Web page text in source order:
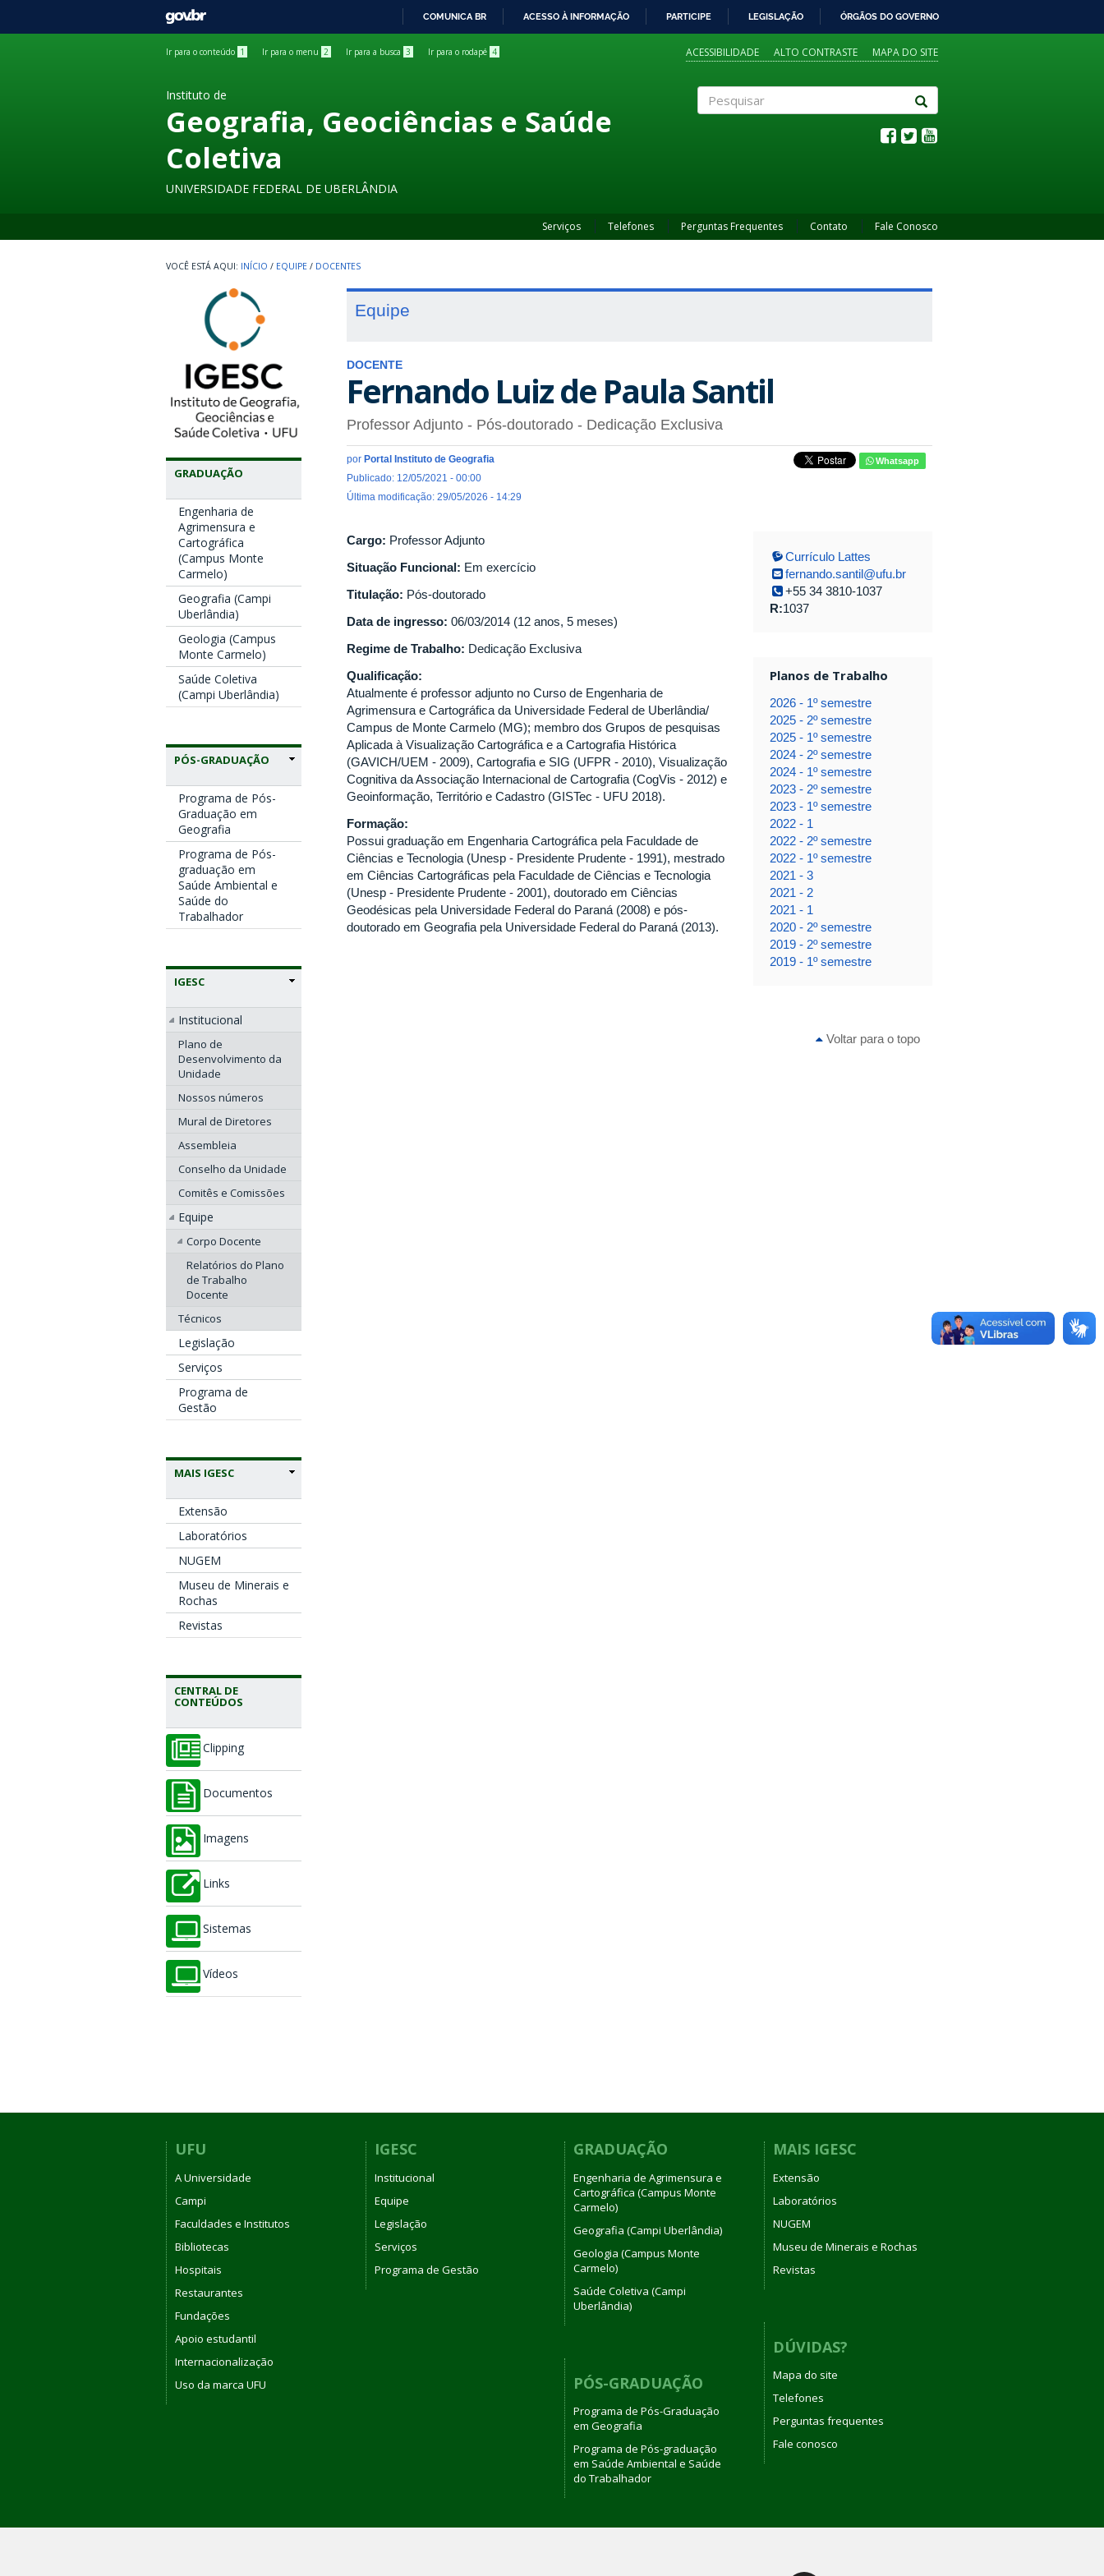
GOVBR
COMUNICA BR ACESSO À INFORMAÇÃO PARTICIPE LEGISLAÇÃO ÓRGÃOS DO GOVERNO
Ir para o conteúdo 1 Ir para o menu 2 Ir para a busca 3 Ir para o rodapé 4 ACESSIBILIDADE ALTO CONTRASTE MAPA DO SITE
Instituto de
Geografia, Geociências e Saúde
Coletiva
UNIVERSIDADE FEDERAL DE UBERLÂNDIA
Serviços Telefones Perguntas Frequentes Contato Fale Conosco
INÍCIO / EQUIPE / DOCENTES
GRADUAÇÃO
Engenharia de
Agrimensura e
Cartográfica
(Campus Monte
Carmelo)
Geografia (Campi
Uberlândia)
Geologia (Campus
Monte Carmelo)
Saúde Coletiva
(Campi Uberlândia)
PÓS-GRADUAÇÃO
Programa de Pós-
Graduação em
Geografia
Programa de Pós-
graduação em
Saúde Ambiental e
Saúde do
Trabalhador
IGESC
Institucional
Plano de
Desenvolvimento da
Unidade
Nossos números
Mural de Diretores
Assembleia
Conselho da Unidade
Comitês e Comissões
Equipe
Corpo Docente
Relatórios do Plano
de Trabalho
Docente
Técnicos
Legislação
Serviços
Programa de
Gestão
MAIS IGESC
Extensão
Laboratórios
NUGEM
Museu de Minerais e
Rochas
Revistas
CENTRAL DE
CONTEÚDOS
Clipping
Documentos
Imagens
Links
Sistemas
Vídeos
Equipe
DOCENTE
Fernando Luiz de Paula Santil
Professor Adjunto - Pós-doutorado - Dedicação Exclusiva
por Portal Instituto de Geografia
Publicado: 12/05/2021 - 00:00
Última modificação: 29/05/2026 - 14:29
Whatsapp
Cargo: Professor Adjunto
Situação Funcional: Em exercício
Titulação: Pós-doutorado
Data de ingresso: 06/03/2014 (12 anos, 5 meses)
Regime de Trabalho: Dedicação Exclusiva
Qualificação:
Atualmente é professor adjunto no Curso de Engenharia de
Agrimensura e Cartográfica da Universidade Federal de Uberlândia/
Campus de Monte Carmelo (MG); membro dos Grupos de pesquisas
Aplicada à Visualização Cartográfica e a Cartografia Histórica
(GAVICH/UEM - 2009), Cartografia e SIG (UFPR - 2010), Visualização
Cognitiva da Associação Internacional de Cartografia (CogVis - 2012) e
Geoinformação, Território e Cadastro (GISTec - UFU 2018).
Formação:
Possui graduação em Engenharia Cartográfica pela Faculdade de
Ciências e Tecnologia (Unesp - Presidente Prudente - 1991), mestrado
em Ciências Cartográficas pela Faculdade de Ciências e Tecnologia
(Unesp - Presidente Prudente - 2001), doutorado em Ciências
Geodésicas pela Universidade Federal do Paraná (2008) e pós-
doutorado em Geografia pela Universidade Federal do Paraná (2013).
Currículo Lattes
fernando.santil@ufu.br
+55 34 3810-1037
R:1037
Planos de Trabalho
2026 - 1º semestre
2025 - 2º semestre
2025 - 1º semestre
2024 - 2º semestre
2024 - 1º semestre
2023 - 2º semestre
2023 - 1º semestre
2022 - 1
2022 - 2º semestre
2022 - 1º semestre
2021 - 3
2021 - 2
2021 - 1
2020 - 2º semestre
2019 - 2º semestre
2019 - 1º semestre
Voltar para o topo
UFU
A Universidade
Campi
Faculdades e Institutos
Bibliotecas
Hospitais
Restaurantes
Fundações
Apoio estudantil
Internacionalização
Uso da marca UFU
IGESC
Institucional
Equipe
Legislação
Serviços
Programa de Gestão
GRADUAÇÃO
Engenharia de Agrimensura e
Cartográfica (Campus Monte
Carmelo)
Geografia (Campi Uberlândia)
Geologia (Campus Monte
Carmelo)
Saúde Coletiva (Campi
Uberlândia)
PÓS-GRADUAÇÃO
Programa de Pós-Graduação
em Geografia
Programa de Pós-graduação
em Saúde Ambiental e Saúde
do Trabalhador
MAIS IGESC
Extensão
Laboratórios
NUGEM
Museu de Minerais e Rochas
Revistas
DÚVIDAS?
Mapa do site
Telefones
Perguntas frequentes
Fale conosco